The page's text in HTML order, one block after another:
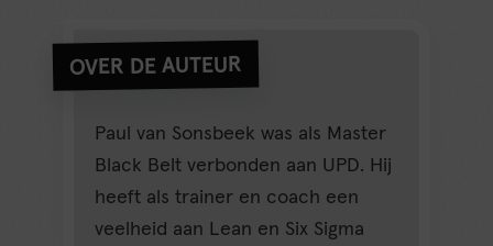
OVER DE AUTEUR
Paul van Sonsbeek was als Master
Black Belt verbonden aan UPD. Hij
heeft als trainer en coach een
veelheid aan Lean en Six Sigma